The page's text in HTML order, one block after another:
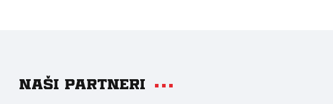
Naši partneri